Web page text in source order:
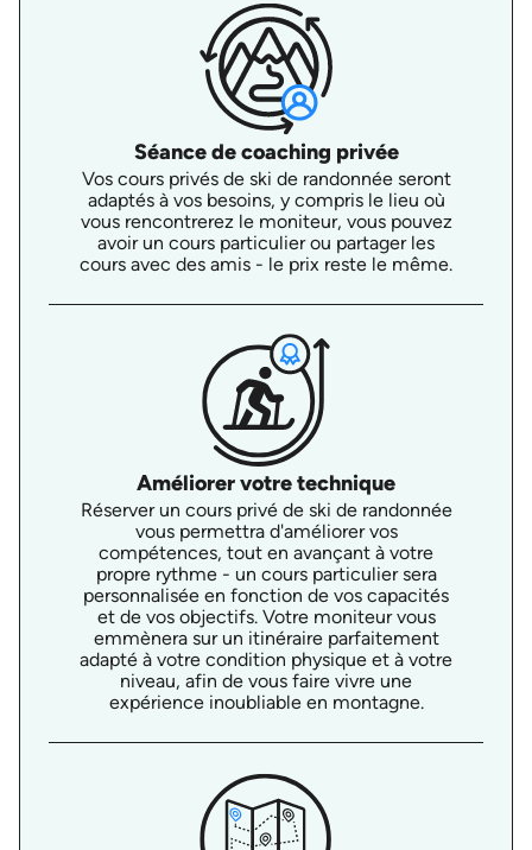
Séance de coaching privée
Vos cours privés de ski de randonnée seront
adaptés à vos besoins, y compris le lieu où
vous rencontrerez le moniteur, vous pouvez
avoir un cours particulier ou partager les
cours avec des amis - le prix reste le même.
Améliorer votre technique
Réserver un cours privé de ski de randonnée
vous permettra d'améliorer vos
compétences, tout en avançant à votre
propre rythme - un cours particulier sera
personnalisée en fonction de vos capacités
et de vos objectifs. Votre moniteur vous
emmènera sur un itinéraire parfaitement
adapté à votre condition physique et à votre
niveau, afin de vous faire vivre une
expérience inoubliable en montagne.